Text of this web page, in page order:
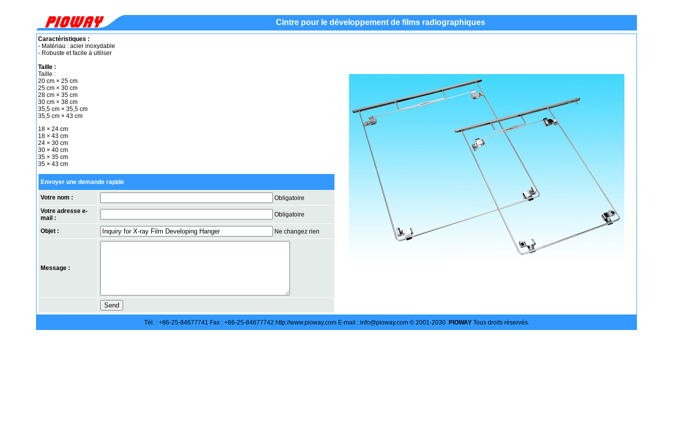
Cintre pour le développement de films radiographiques
Caractéristiques :
- Matériau : acier inoxydable
- Robuste et facile à utiliser
Taille :
Taille :
20 cm × 25 cm
25 cm × 30 cm
28 cm × 35 cm
30 cm × 38 cm
35,5 cm × 35,5 cm
35,5 cm × 43 cm
18 × 24 cm
18 × 43 cm
24 × 30 cm
30 × 40 cm
35 × 35 cm
35 × 43 cm
Envoyer une demande rapide
Votre nom :
Obligatoire
Votre adresse e-
mail :
Obligatoire
Objet : Ne changez rien
Message :
Tél. : +86-25-84677741 Fax : +86-25-84677742 http://www.pioway.com E-mail : info@pioway.com © 2001-2030 PIOWAYTous droits réservés.